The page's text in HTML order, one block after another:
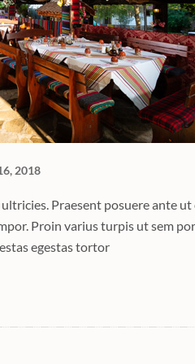
2018
Praesent posuere ante
Proin varius turpis ut sem
egestas tortor